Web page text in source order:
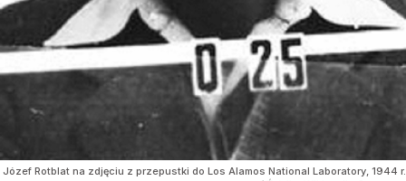
Józef Rotblat na zdjęciu z przepustki do Los Alamos National Laboratory, 1944 r.